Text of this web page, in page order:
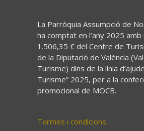
La Parròquia Assumpció de
ha comptat en l’any 2025 amb
1.506,35 € del Centre de
de la Diputació de València
Turisme) dins de la línia
Turisme” 2025, per a la
promocional de MOCB.
Termes i condicions